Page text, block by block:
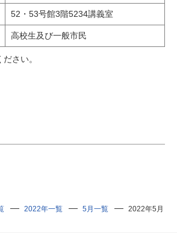
52・53号館3階5234講義室
高校生及び一般市民
さい。
2022年一覧 5月一覧
2022年5月